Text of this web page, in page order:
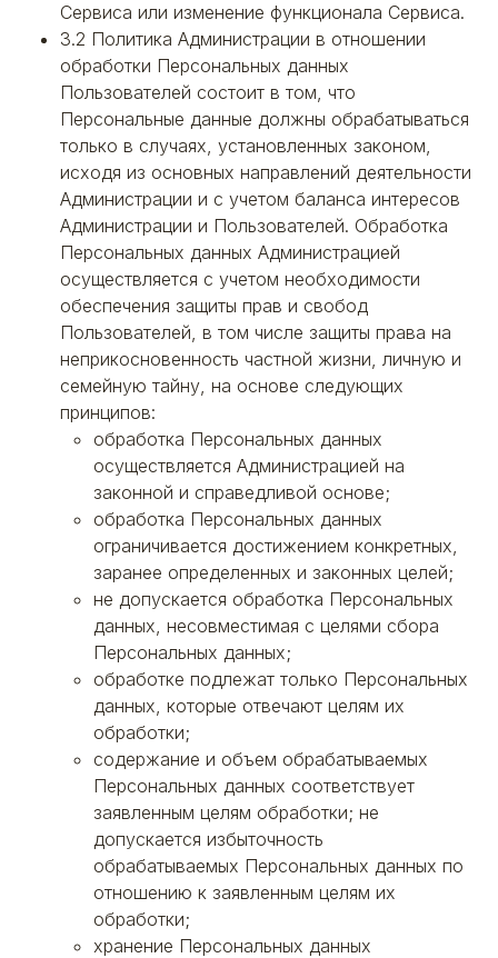
Сервиса или изменение функционала Сервиса.
3.2 Политика Администрации в отношении
обработки Персональных данных
Пользователей состоит в том, что
Персональные данные должны обрабатываться
только в случаях, установленных законом,
исходя из основных направлений деятельности
Администрации и с учетом баланса интересов
Администрации и Пользователей. Обработка
Персональных данных Администрацией
осуществляется с учетом необходимости
обеспечения защиты прав и свобод
Пользователей, в том числе защиты права на
неприкосновенность частной жизни, личную и
семейную тайну, на основе следующих
принципов:
обработка Персональных данных
осуществляется Администрацией на
законной и справедливой основе;
обработка Персональных данных
ограничивается достижением конкретных,
заранее определенных и законных целей;
не допускается обработка Персональных
данных, несовместимая с целями сбора
Персональных данных;
обработке подлежат только Персональных
данных, которые отвечают целям их
обработки;
содержание и объем обрабатываемых
Персональных данных соответствует
заявленным целям обработки; не
допускается избыточность
обрабатываемых Персональных данных по
отношению к заявленным целям их
обработки;
хранение Персональных данных